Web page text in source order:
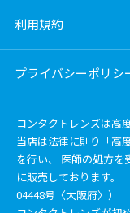
利用規約
プライバシーポリシ
コンタクトレンズは高
当店は法律に則り「高
を行い、 医師の処方を
に販売しております。
04448号〈大阪府〉）